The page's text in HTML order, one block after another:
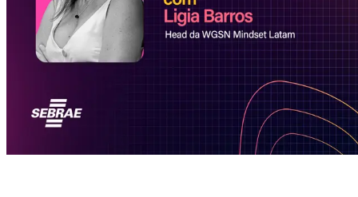
1.0x
No terceiro episódio da segunda temporada recebemos Ligia Barros,
head da WGSN, autoridade global em mudanças. A empresa, sediada
em Londres, usa a previsão de tendências combinada com ciência de
dados para mapear as transformações do mercado e hoje compartilha
conosco os insights sobre as transformações do perfil do consumidor